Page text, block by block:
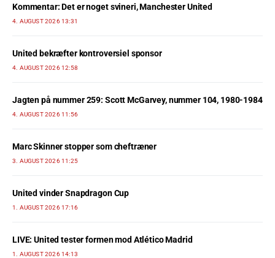
Kommentar: Det er noget svineri, Manchester United
4. AUGUST 2026 13:31
United bekræfter kontroversiel sponsor
4. AUGUST 2026 12:58
Jagten på nummer 259: Scott McGarvey, nummer 104, 1980-1984
4. AUGUST 2026 11:56
Marc Skinner stopper som cheftræner
3. AUGUST 2026 11:25
United vinder Snapdragon Cup
1. AUGUST 2026 17:16
LIVE: United tester formen mod Atlético Madrid
1. AUGUST 2026 14:13